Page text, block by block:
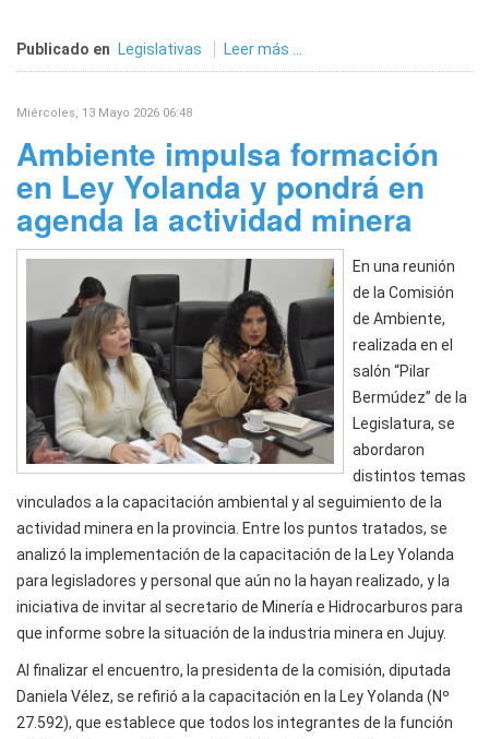
Publicado en Legislativas Leer más ...
Miércoles, 13 Mayo 2026 06:48
Ambiente impulsa formación
en Ley Yolanda y pondrá en
agenda la actividad minera
En una reunión
de la Comisión
de Ambiente,
realizada en el
salón “Pilar
Bermúdez” de la
Legislatura, se
abordaron
distintos temas
vinculados a la capacitación ambiental y al seguimiento de la
actividad minera en la provincia. Entre los puntos tratados, se
analizó la implementación de la capacitación de la Ley Yolanda
para legisladores y personal que aún no la hayan realizado, y la
iniciativa de invitar al secretario de Minería e Hidrocarburos para
que informe sobre la situación de la industria minera en Jujuy.
Al finalizar el encuentro, la presidenta de la comisión, diputada
Daniela Vélez, se refirió a la capacitación en la Ley Yolanda (Nº
27.592), que establece que todos los integrantes de la función